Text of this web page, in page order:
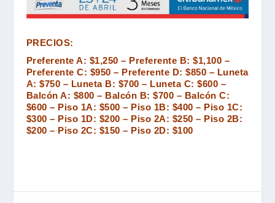
PRECIOS:
Preferente A: $1,250 – Preferente B: $1,100 –
Preferente C: $950 – Preferente D: $850 – Luneta
A: $750 – Luneta B: $700 – Luneta C: $600 –
Balcón A: $800 – Balcón B: $700 – Balcón C:
$600 – Piso 1A: $500 – Piso 1B: $400 – Piso 1C:
$300 – Piso 1D: $200 – Piso 2A: $250 – Piso 2B:
$200 – Piso 2C: $150 – Piso 2D: $100